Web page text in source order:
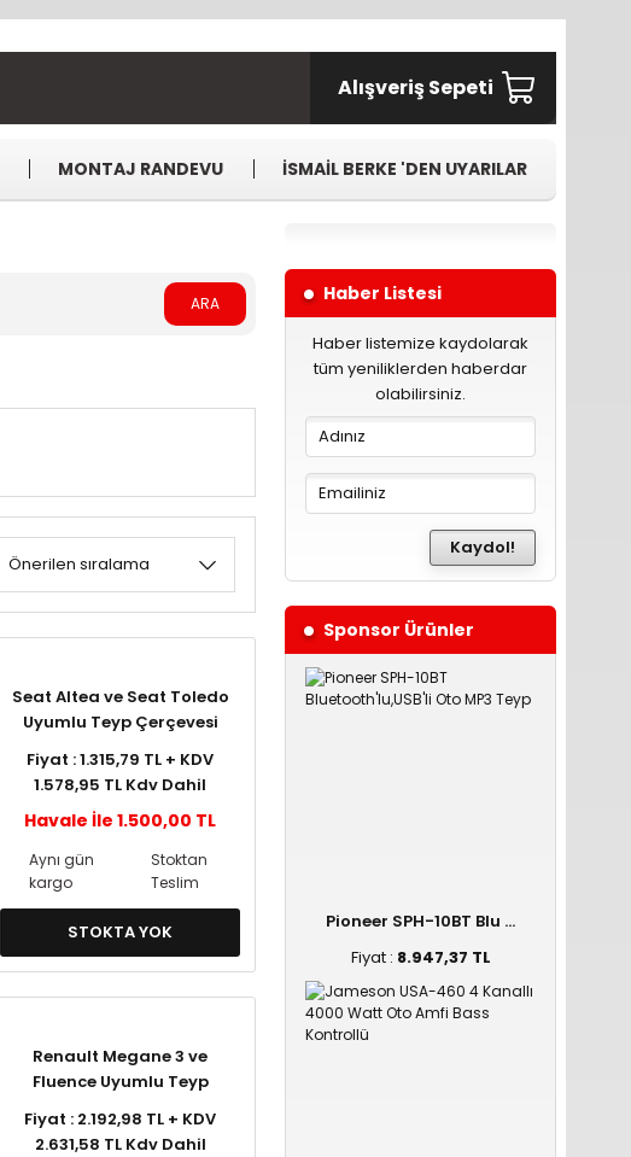
Alışveriş Sepeti
MONTAJ RANDEVU İSMAİL BERKE 'DEN UYARILAR
ARA
Seat Altea ve Seat Toledo
Uyumlu Teyp Çerçevesi
Fiyat : 1.315,79 TL + KDV
1.578,95 TL Kdv Dahil
Havale İle 1.500,00 TL
Aynı gün
kargo
Stoktan
Teslim
STOKTA YOK
Renault Megane 3 ve
Fluence Uyumlu Teyp
Fiyat : 2.192,98 TL + KDV
2.631,58 TL Kdv Dahil
Haber Listesi
Haber listemize kaydolarak
tüm yeniliklerden haberdar
olabilirsiniz.
Kaydol!
Sponsor Ürünler
Pioneer SPH-10BT Blu ...
Fiyat : 8.947,37 TL